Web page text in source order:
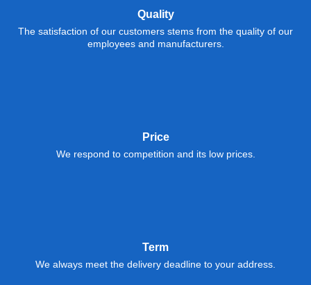
Quality
The satisfaction of our customers stems from the quality of our
employees and manufacturers.
Price
We respond to competition and its low prices.
Term
We always meet the delivery deadline to your address.